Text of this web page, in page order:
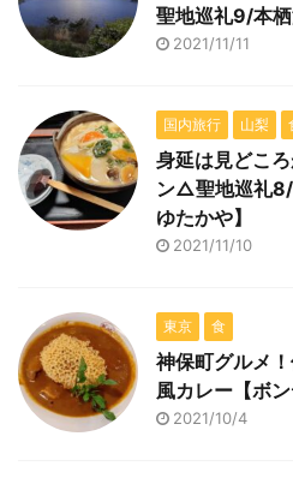
聖地巡礼9/本栖
2021/11/11
国内旅行 山梨
身延は見どこ
ン△聖地巡礼8/
ゆたかや】
2021/11/10
東京 食
神保町グルメ
風カレー【ボン
2021/10/4